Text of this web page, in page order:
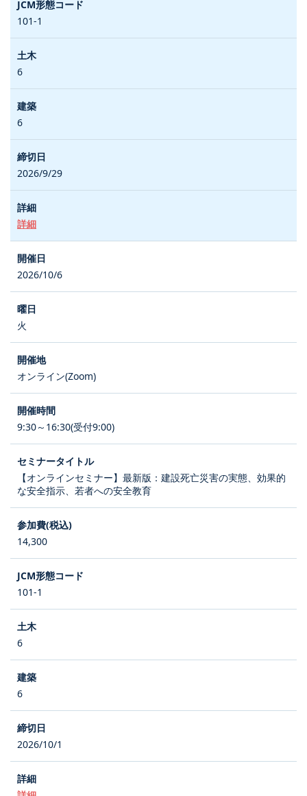
101-1
6
6
2026/9/29
詳細
2026/10/6
火
オンライン(Zoom)
9:30～16:30(受付9:00)
【オンラインセミナー】最新版：建設死亡災害の実態、効果的
な安全指示、若者への安全教育
14,300
101-1
6
6
2026/10/1